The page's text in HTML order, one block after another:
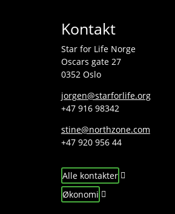
Kontakt
Star for Life Norge
Oscars gate 27
0352 Oslo
jorgen@starforlife.org
+47 916 98342
stine@northzone.com
+47 920 956 44
Alle kontakter
Økonomi